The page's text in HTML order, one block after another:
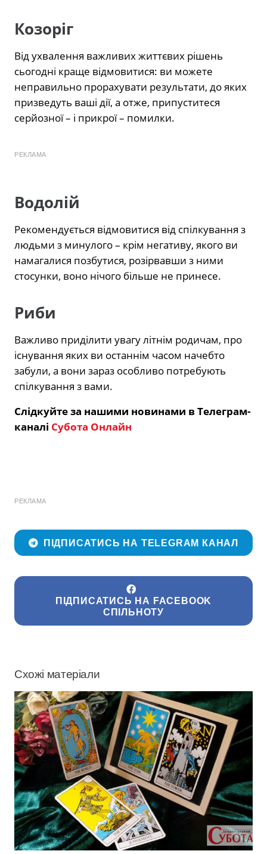
Козоріг
Від ухвалення важливих життєвих рішень
сьогодні краще відмовитися: ви можете
неправильно прорахувати результати, до яких
призведуть ваші дії, а отже, припуститеся
серйозної – і прикрої – помилки.
РЕКЛАМА
Водолій
Рекомендується відмовитися від спілкування з
людьми з минулого – крім негативу, якого ви
намагалися позбутися, розірвавши з ними
стосунки, воно нічого більше не принесе.
Риби
Важливо приділити увагу літнім родичам, про
існування яких ви останнім часом начебто
забули, а вони зараз особливо потребують
спілкування з вами.
Слідкуйте за нашими новинами в Телеграм-
каналі Субота Онлайн
РЕКЛАМА
ПІДПИСАТИСЬ НА TELEGRAM КАНАЛ
ПІДПИСАТИСЬ НА FACEBOOK
СПІЛЬНОТУ
Схожі матеріали